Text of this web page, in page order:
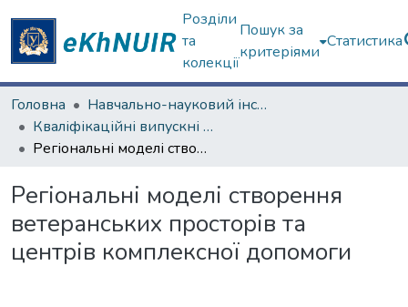
Розділи
та
колекції
Пошук за
критеріями
Статистика
Головна
Навчально-науковий інститут "Інститут державного управління"
Кваліфікаційні випускні роботи магістрів. Інститут державного управління
Регіональні моделі створення ветеранських просторів та центрів комплексної допомоги
Регіональні моделі створення
ветеранських просторів та
центрів комплексної допомоги